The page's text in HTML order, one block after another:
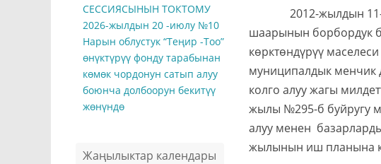
2012-жылдын 11-
шаарынын борбордук
көрктөндүрүү
муниципалдык менчик
колго алуу жагы
жылы №295-б буйругу
алуу менен
жылынын иш планына
СЕССИЯСЫНЫН ТОКТОМУ
2026-жылдын 20 -июлу №10
Нарын облустук “Теңир -Тоо”
өнүктүрүү фонду тарабынан
көмөк чордонун сатып алуу
боюнча долбоорун бекитүү
жөнүндө
Жаңылыктар календары